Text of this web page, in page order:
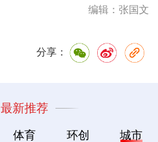
编辑：张国文
分享：
最新推荐
体育 环创 城市